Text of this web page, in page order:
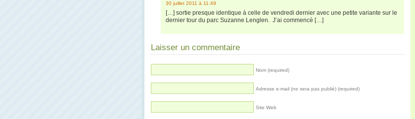
30 juillet 2011 à 11:49
[…] sortie presque identique à celle de vendredi dernier avec une petite variante sur le
dernier tour du parc Suzanne Lenglen. J’ai commencé […]
Laisser un commentaire
Nom (required)
Adresse e-mail (ne sera pas publié) (required)
Site Web